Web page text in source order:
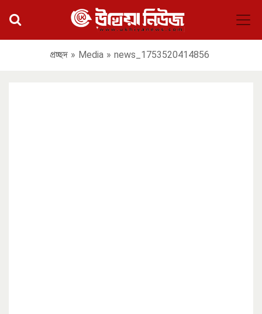
প্রচ্ছদ » Media » news_1753520414856